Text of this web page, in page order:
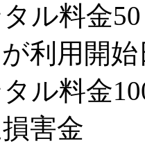
ル料金
が利用開
ル料金
害金